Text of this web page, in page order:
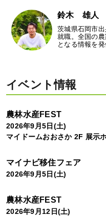
鈴木 雄人
茨城県石岡市
就職。全国の
となる情報を
イベント情報
農林水産FEST
2026年9月5日(土)
マイドームおおさか 2F 展示
マイナビ移住フェア
2026年9月5日(土)
農林水産FEST
2026年9月12日(土)